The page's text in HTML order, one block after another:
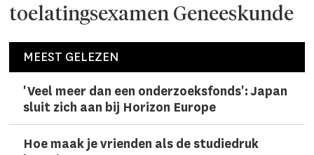
toelatingsexamen Geneeskunde
MEEST GELEZEN
'Veel meer dan een onderzoeks­fonds': Japan
sluit zich aan bij Horizon Europe
Hoe maak je vrienden als de studiedruk